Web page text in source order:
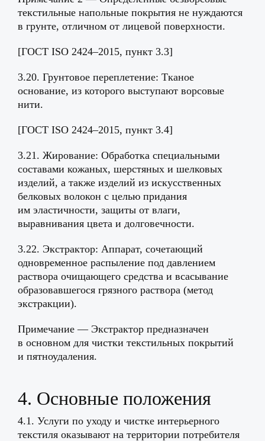
текстильные напольные покрытия не нуждаются
в грунте, отличном от лицевой поверхности.
[ГОСТ ISO 2424–2015, пункт 3.3]
3.20. Грунтовое переплетение: Тканое
основание, из которого выступают ворсовые
нити.
[ГОСТ ISO 2424–2015, пункт 3.4]
3.21. Жирование: Обработка специальными
составами кожаных, шерстяных и шелковых
изделий, а также изделий из искусственных
белковых волокон с целью придания
им эластичности, защиты от влаги,
выравнивания цвета и долговечности.
3.22. Экстрактор: Аппарат, сочетающий
одновременное распыление под давлением
раствора очищающего средства и всасывание
образовавшегося грязного раствора (метод
экстракции).
Примечание — Экстрактор предназначен
в основном для чистки текстильных покрытий
и пятноудаления.
4. Основные положения
4.1. Услуги по уходу и чистке интерьерного
текстиля оказывают на территории потребителя